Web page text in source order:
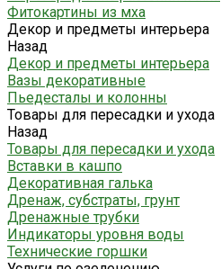
Фитокартины из мха
Декор и предметы интерьера
Назад
Декор и предметы интерьера
Вазы декоративные
Пьедесталы и колонны
Товары для пересадки и ухода
Назад
Товары для пересадки и ухода
Вставки в кашпо
Декоративная галька
Дренаж, субстраты, грунт
Дренажные трубки
Индикаторы уровня воды
Технические горшки